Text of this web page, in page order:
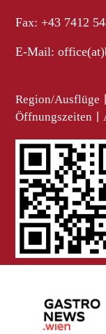
Fax: +43 7412
E-Mail:
Region/Ausflüge
Öffnungszeiten